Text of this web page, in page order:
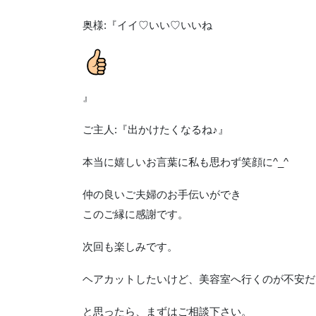
奥様:『イイ♡いい♡いいね
』
ご主人:『出かけたくなるね♪』
本当に嬉しいお言葉に私も思わず笑顔に^_^
仲の良いご夫婦のお手伝いができ
このご縁に感謝です。
次回も楽しみです。
ヘアカットしたいけど、美容室へ行くのが不安
と思ったら、まずはご相談下さい。